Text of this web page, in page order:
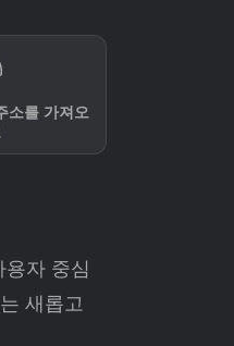
소를 가져오
자 중심
새롭고